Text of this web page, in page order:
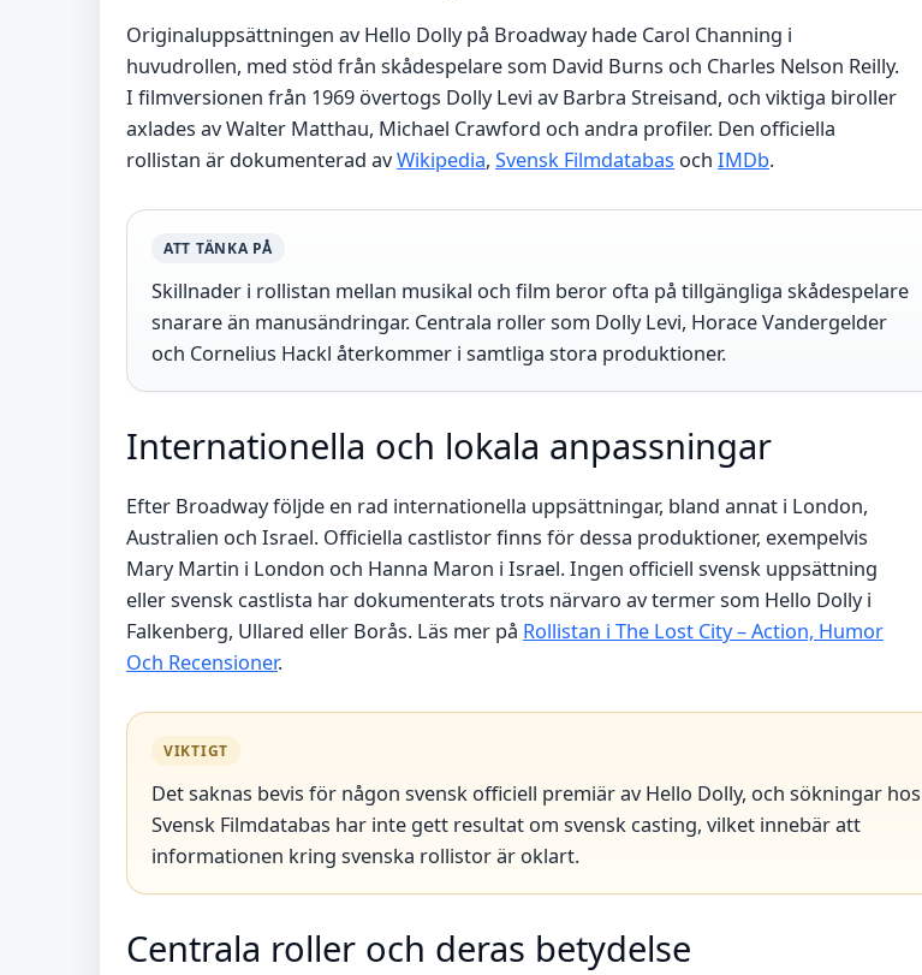
Originaluppsättningen av Hello Dolly på Broadway hade Carol Channing i
huvudrollen, med stöd från skådespelare som David Burns och Charles Nelson Reilly.
I filmversionen från 1969 övertogs Dolly Levi av Barbra Streisand, och viktiga biroller
axlades av Walter Matthau, Michael Crawford och andra profiler. Den officiella
rollistan är dokumenterad avWikipedia, Svensk Filmdatabas och IMDb.
ATT TÄNKA PÅ
Skillnader i rollistan mellan musikal och film beror ofta på tillgängliga skådespelare
snarare än manusändringar. Centrala roller som Dolly Levi, Horace Vandergelder
och Cornelius Hackl återkommer i samtliga stora produktioner.
Internationella och lokala anpassningar
Efter Broadway följde en rad internationella uppsättningar, bland annat i London,
Australien och Israel. Officiella castlistor finns för dessa produktioner, exempelvis
Mary Martin i London och Hanna Maron i Israel. Ingen officiell svensk uppsättning
eller svensk castlista har dokumenterats trots närvaro av termer som Hello Dolly i
Falkenberg, Ullared eller Borås. Läs mer på Rollistan i The Lost City – Action, Humor
Och Recensioner.
VIKTIGT
Det saknas bevis för någon svensk officiell premiär av Hello Dolly, och sökningar hos
Svensk Filmdatabas har inte gett resultat om svensk casting, vilket innebär att
informationen kring svenska rollistor är oklart.
Centrala roller och deras betydelse